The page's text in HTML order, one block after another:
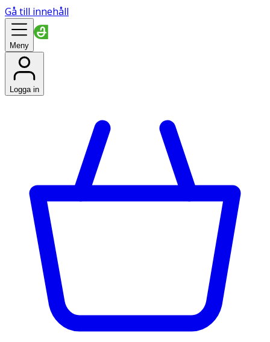
Gå till innehåll
Meny
Logga in